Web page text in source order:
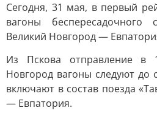
Сегодня, 31 мая, в первый
вагоны
Великий Новгород —
Из Пскова отправление в
Новгород вагоны следуют до
включают в состав поезда
— Евпатория.